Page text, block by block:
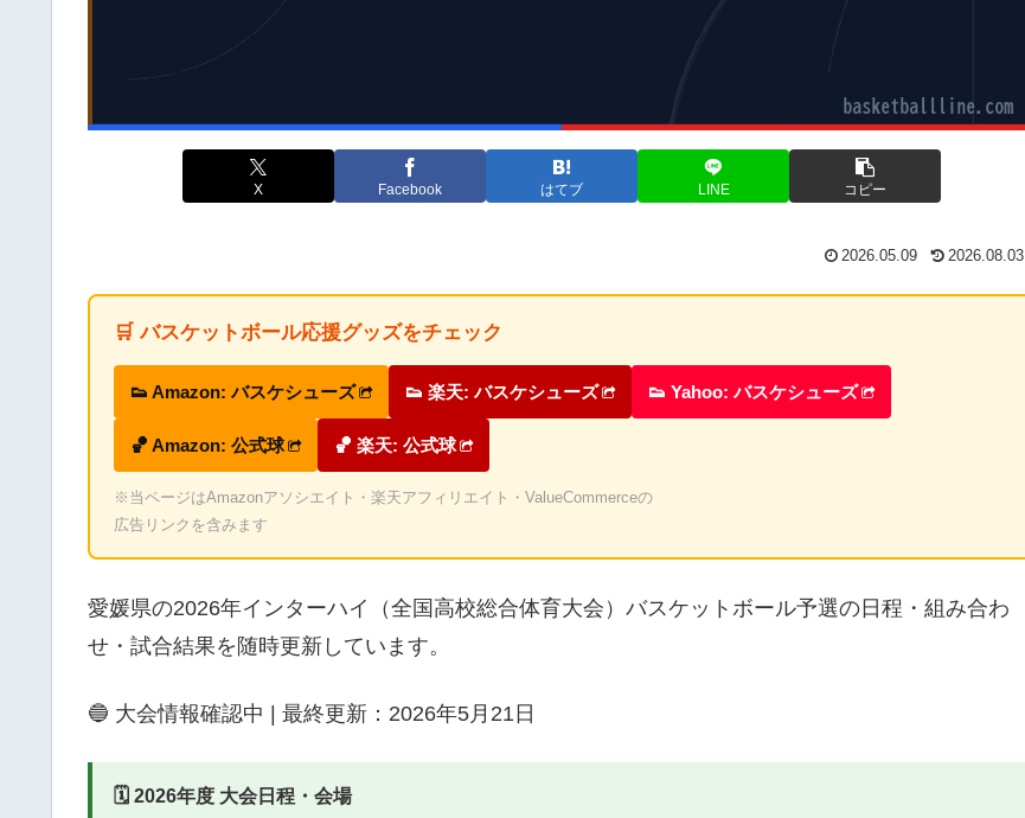
X Facebook はてブ LINE コピー
2026.05.09 2026.08.03
🛒 バスケットボール応援グッズをチェック
👟 Amazon: バスケシューズ 👟 楽天: バスケシューズ 👟 Yahoo: バスケシューズ
🏀 Amazon: 公式球 🏀 楽天: 公式球
※当ページはAmazonアソシエイト・楽天アフィリエイト・ValueCommerceの
広告リンクを含みます
愛媛県の2026年インターハイ（全国高校総合体育大会）バスケットボール予選の日程・組み合わ
せ・試合結果を随時更新しています。
🔵 大会情報確認中 | 最終更新：2026年5月21日
🗓️ 2026年度 大会日程・会場